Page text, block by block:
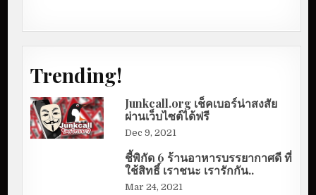
Trending!
Junkcall.org เช็คเบอร์น่าสงสัย
ผ่านเว็บไซต์ได้ฟรี
Dec 9, 2021
ชี้พิกัด 6 ร้านอาหารบรรยากาศดี ที่
ใช้สิทธิ์ เราชนะ เรารักกัน..
Mar 24, 2021